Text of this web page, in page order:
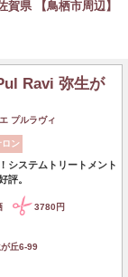
県 【鳥栖市周辺】
Ravi 弥生が
プルラヴィ
ロン
システムトリートメント
評。
3780円
丘6-99